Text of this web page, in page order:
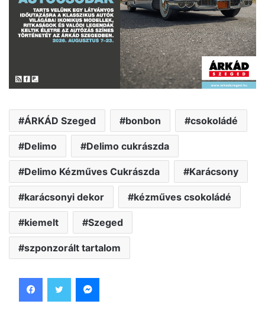
ÁRKÁD Szeged bonbon csokoládé
Delimo Delimo cukrászda
Delimo Kézműves Cukrászda Karácsony
karácsonyi dekor kézműves csokoládé
kiemelt Szeged
szponzorált tartalom